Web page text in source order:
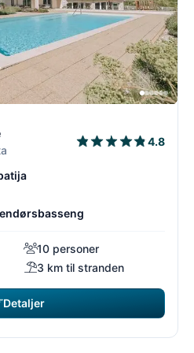
4.8
10 personer
3 km til stranden
Detaljer